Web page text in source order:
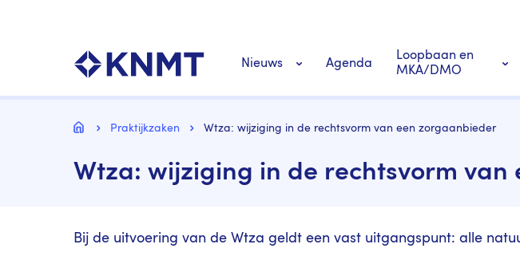
Nieuws
Richtlijnen nieuws
Agenda
Loopbaan en
MKA/DMO
Tandarts-
Kruimelpad
HomePraktijkzaken Wtza: wijziging in de rechtsvorm van een zorgaanbieder
Wtza: wijziging in de rechtsvorm
Bij de uitvoering van de Wtza geldt een vast uitgangspunt: alle